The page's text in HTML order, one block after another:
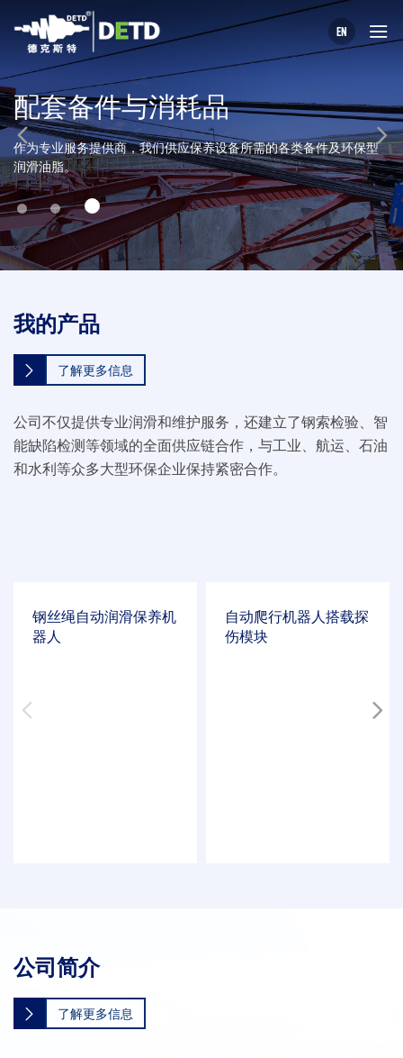
EN
配套备件与消耗品
作为专业服务提供商，我们供应保养设备所需的各类备件及环保型
润滑油脂。
我的产品
了解更多信息
公司不仅提供专业润滑和维护服务，还建立了钢索检验、智
能缺陷检测等领域的全面供应链合作，与工业、航运、石油
和水利等众多大型环保企业保持紧密合作。
钢丝绳自动润滑保养机
器人
自动爬行机器人搭载探
伤模块
公司简介
了解更多信息